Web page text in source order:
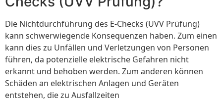
Die Nichtdurchführung des E-Checks (UVV Prüfung)
kann schwerwiegende Konsequenzen haben. Zum einen
kann dies zu Unfällen und Verletzungen von Personen
führen, da potenzielle elektrische Gefahren nicht
erkannt und behoben werden. Zum anderen können
Schäden an elektrischen Anlagen und Geräten
entstehen, die zu Ausfallzeiten